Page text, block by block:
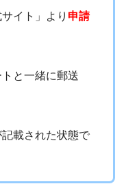
イト」より 申請
と一緒に郵送
載された状態で